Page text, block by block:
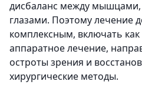
дисбаланс между мышцами,
глазами. Поэтому лечение
комплексным, включать
аппаратное лечение,
остроты зрения и
хирургические методы.